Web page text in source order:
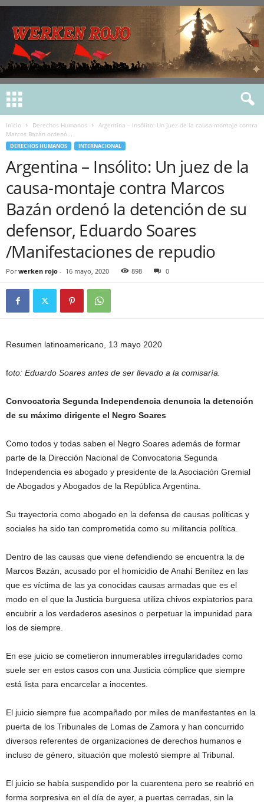
Inicio Derechos Humanos
Argentina – Insólito: Un juez de la causa-montaje contra
Marcos Bazán ordenó...
DERECHOS HUMANOS INTERNACIONAL
Argentina – Insólito: Un juez de la
causa-montaje contra Marcos
Bazán ordenó la detención de su
defensor, Eduardo Soares
/Manifestaciones de repudio
Por werken rojo - 16 mayo, 2020 898 0
Resumen latinoamericano, 13 mayo 2020
foto: Eduardo Soares antes de ser llevado a la comisaría.
Convocatoria Segunda Independencia denuncia la detención
de su máximo dirigente el Negro Soares
Como todos y todas saben el Negro Soares además de formar
parte de la Dirección Nacional de Convocatoria Segunda
Independencia es abogado y presidente de la Asociación Gremial
de Abogados y Abogados de la República Argentina.
Su trayectoria como abogado en la defensa de causas políticas y
sociales ha sido tan comprometida como su militancia política.
Dentro de las causas que viene defendiendo se encuentra la de
Marcos Bazán, acusado por el homicidio de Anahí Benítez en las
que es víctima de las ya conocidas causas armadas que es el
modo en el que la Justicia burguesa utiliza chivos expiatorios para
encubrir a los verdaderos asesinos o perpetuar la impunidad para
los de siempre.
En ese juicio se cometieron innumerables irregularidades como
suele ser en estos casos con una Justicia cómplice que siempre
está lista para encarcelar a inocentes.
El juicio siempre fue acompañado por miles de manifestantes en la
puerta de los Tribunales de Lomas de Zamora y han concurrido
diversos referentes de organizaciones de derechos humanos e
incluso de género, situación que molestó siempre al Tribunal.
El juicio se había suspendido por la cuarentena pero se reabrió en
forma sorpresiva en el día de ayer, a puertas cerradas, sin la